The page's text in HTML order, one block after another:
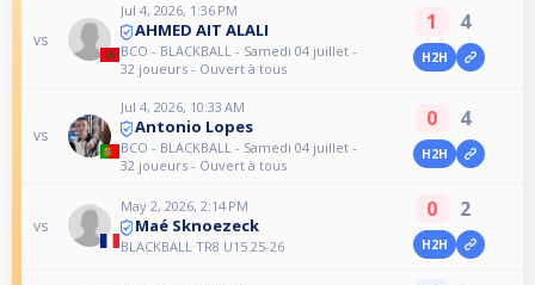
vs
Jul 4, 2026, 1:36 PM
AHMED AIT ALALI
BCO - BLACKBALL - Samedi 04 juillet -
32 joueurs - Ouvert à tous
1 4
H2H
vs
Jul 4, 2026, 10:33 AM
Antonio Lopes
BCO - BLACKBALL - Samedi 04 juillet -
32 joueurs - Ouvert à tous
0 4
H2H
vs
May 2, 2026, 2:14 PM
Maé Sknoezeck
BLACKBALL TR8 U15 25-26
0 2
H2H